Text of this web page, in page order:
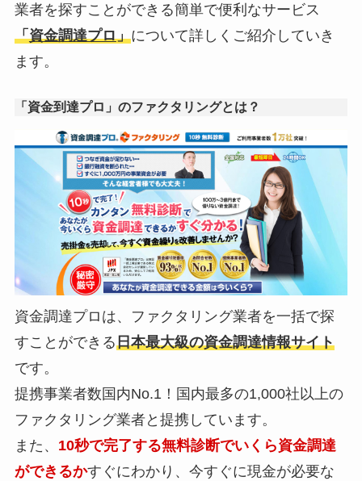
業者を探すことができる簡単で便利なサービス
「資金調達プロ」について詳しくご紹介していき
ます。
「資金到達プロ」のファクタリングとは？
資金調達プロは、ファクタリング業者を一括で探
すことができる日本最大級の資金調達情報サイト
です。
提携事業者数国内No.1！国内最多の1,000社以上の
ファクタリング業者と提携しています。
また、 10秒で完了する無料診断でいくら資金調達
ができるかすぐにわかり、今すぐに現金が必要な